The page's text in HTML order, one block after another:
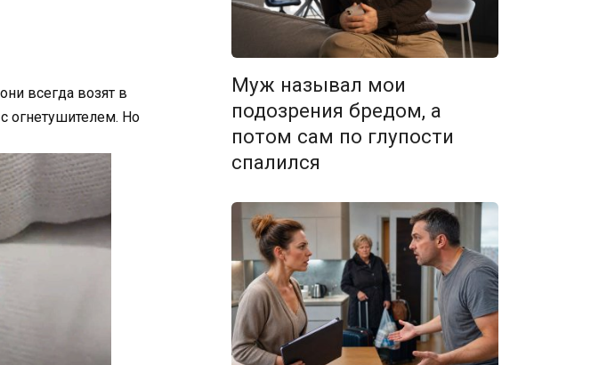
всегда возят в
огнетушителем. Но
Муж называл мои
подозрения бредом, а
потом сам по глупости
спалился